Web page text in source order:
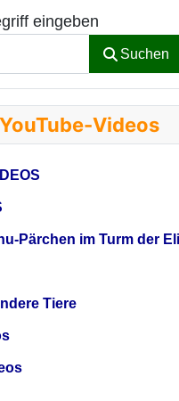
eingeben
Suchen
Videos
Pärchen im Turm der
Tiere